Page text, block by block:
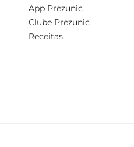
App Prezunic
Clube Prezunic
Receitas